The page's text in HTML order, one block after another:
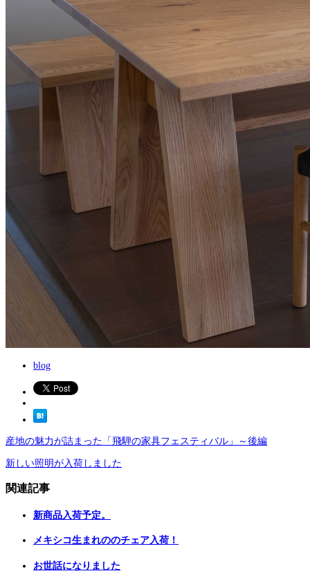
blog
産地の魅力が詰まった「飛騨の家具フェスティバル」～後編
新しい照明が入荷しました
関連記事
新商品入荷予定。
メキシコ生まれののチェア入荷！
お世話になりました